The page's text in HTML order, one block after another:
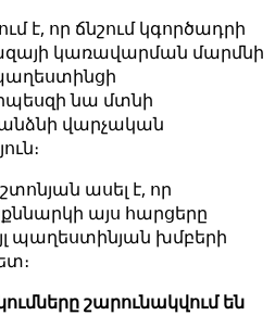
է, որ ճնշում կգործադրի
կառավարման մարմնի
նա մտնի
վարչական
ասել է, որ
այս հարցերը
պաղեստինյան խմբերի
շարունակվում են